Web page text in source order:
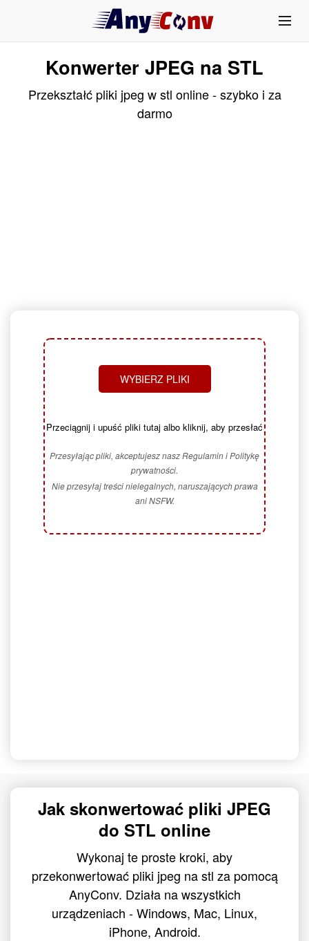
Konwerter JPEG na STL
Przekształć pliki jpeg w stl online - szybko i za
darmo
WYBIERZ PLIKI
Przeciągnij i upuść pliki tutaj albo kliknij, aby przesłać
Przesyłając pliki, akceptujesz nasz Regulamin i Politykę
prywatności.
Nie przesyłaj treści nielegalnych, naruszających prawa
ani NSFW.
Jak skonwertować pliki JPEG
do STL online
Wykonaj te proste kroki, aby
przekonwertować pliki jpeg na stl za pomocą
AnyConv. Działa na wszystkich
urządzeniach - Windows, Mac, Linux,
iPhone, Android.